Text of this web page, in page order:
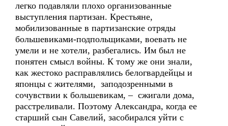
легко подавляли плохо организованные
выступления партизан. Крестьяне,
мобилизованные в партизанские отряды
большевиками-подпольщиками, воевать не
умели и не хотели, разбегались. Им был не
понятен смысл войны. К тому же они знали,
как жестоко расправлялись белогвардейцы и
японцы с жителями, заподозренными в
сочувствии к большевикам, – сжигали дома,
расстреливали. Поэтому Александра, когда ее
старший сын Савелий, засобирался уйти с